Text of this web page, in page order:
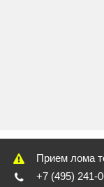
Прием лома
+7 (495) 241-